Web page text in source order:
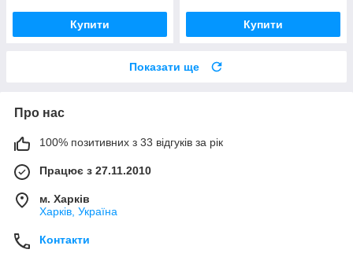
Купити Купити
Показати ще
Про нас
100% позитивних з 33 відгуків за рік
Працює з 27.11.2010
м. Харків
Харків, Україна
Контакти